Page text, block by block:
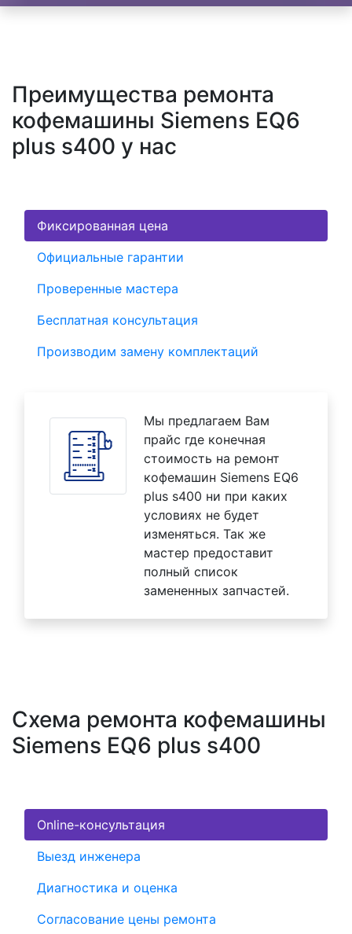
Преимущества ремонта
кофемашины Siemens EQ6
plus s400 у нас
Фиксированная цена
Официальные гарантии
Проверенные мастера
Бесплатная консультация
Производим замену комплектаций
Мы предлагаем Вам
прайс где конечная
стоимость на ремонт
кофемашин Siemens EQ6
plus s400 ни при каких
условиях не будет
изменяться. Так же
мастер предоставит
полный список
замененных запчастей.
Схема ремонта кофемашины
Siemens EQ6 plus s400
Online-консультация
Выезд инженера
Диагностика и оценка
Согласование цены ремонта